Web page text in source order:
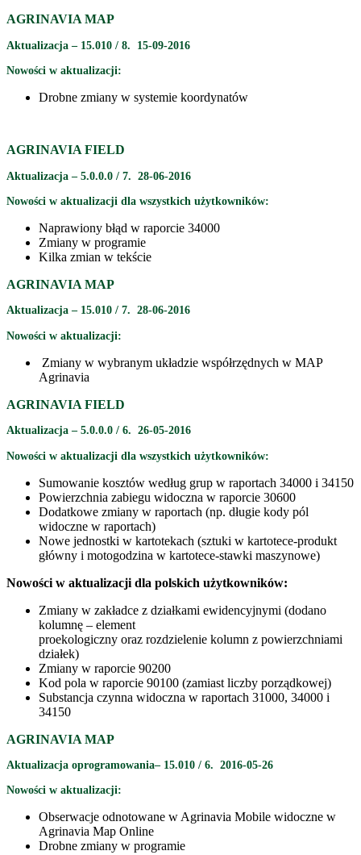
AGRINAVIA MAP
Aktualizacja – 15.010 / 8. 15-09-2016
Nowości w aktualizacji:
Drobne zmiany w systemie koordynatów
AGRINAVIA FIELD
Aktualizacja – 5.0.0.0 / 7. 28-06-2016
Nowości w aktualizacji dla wszystkich użytkowników:
Naprawiony błąd w raporcie 34000
Zmiany w programie
Kilka zmian w tekście
AGRINAVIA MAP
Aktualizacja – 15.010 / 7. 28-06-2016
Nowości w aktualizacji:
Zmiany w wybranym układzie współrzędnych w MAP
Agrinavia
AGRINAVIA FIELD
Aktualizacja – 5.0.0.0 / 6. 26-05-2016
Nowości w aktualizacji dla wszystkich użytkowników:
Sumowanie kosztów według grup w raportach 34000 i 34150
Powierzchnia zabiegu widoczna w raporcie 30600
Dodatkowe zmiany w raportach (np. długie kody pól
widoczne w raportach)
Nowe jednostki w kartotekach (sztuki w kartotece-produkt
główny i motogodzina w kartotece-stawki maszynowe)
Nowości w aktualizacji dla polskich użytkowników:
Zmiany w zakładce z działkami ewidencyjnymi (dodano
kolumnę – element
proekologiczny oraz rozdzielenie kolumn z powierzchniami
działek)
Zmiany w raporcie 90200
Kod pola w raporcie 90100 (zamiast liczby porządkowej)
Substancja czynna widoczna w raportach 31000, 34000 i
34150
AGRINAVIA MAP
Aktualizacja oprogramowania– 15.010 / 6. 2016-05-26
Nowości w aktualizacji:
Obserwacje odnotowane w Agrinavia Mobile widoczne w
Agrinavia Map Online
Drobne zmiany w programie